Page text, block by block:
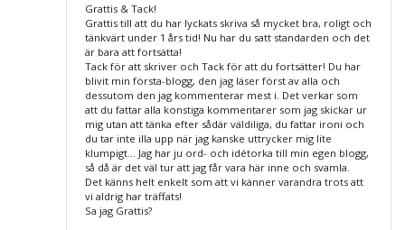
Grattis & Tack!
Grattis till att du har lyckats skriva så mycket bra, roligt och
tänkvärt under 1 års tid! Nu har du satt standarden och det
är bara att fortsätta!
Tack för att skriver och Tack för att du fortsätter! Du har
blivit min första-blogg, den jag läser först av alla och
dessutom den jag kommenterar mest i. Det verkar som
att du fattar alla konstiga kommentarer som jag skickar ur
mig utan att tänka efter sådär väldiliga, du fattar ironi och
du tar inte illa upp när jag kanske uttrycker mig lite
klumpigt… Jag har ju ord- och idétorka till min egen blogg,
så då är det väl tur att jag får vara här inne och svamla.
Det känns helt enkelt som att vi känner varandra trots att
vi aldrig har träffats!
Sa jag Grattis?